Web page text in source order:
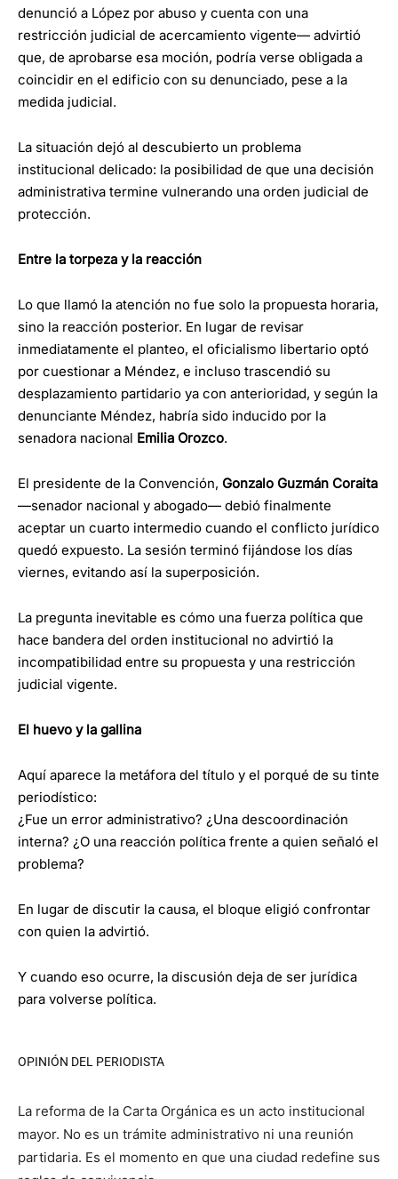
denunció a López por abuso y cuenta con una
restricción judicial de acercamiento vigente— advirtió
que, de aprobarse esa moción, podría verse obligada a
coincidir en el edificio con su denunciado, pese a la
medida judicial.
La situación dejó al descubierto un problema
institucional delicado: la posibilidad de que una decisión
administrativa termine vulnerando una orden judicial de
protección.
Entre la torpeza y la reacción
Lo que llamó la atención no fue solo la propuesta horaria,
sino la reacción posterior. En lugar de revisar
inmediatamente el planteo, el oficialismo libertario optó
por cuestionar a Méndez, e incluso trascendió su
desplazamiento partidario ya con anterioridad, y según la
denunciante Méndez, habría sido inducido por la
senadora nacional Emilia Orozco.
El presidente de la Convención, Gonzalo Guzmán Coraita
—senador nacional y abogado— debió finalmente
aceptar un cuarto intermedio cuando el conflicto jurídico
quedó expuesto. La sesión terminó fijándose los días
viernes, evitando así la superposición.
La pregunta inevitable es cómo una fuerza política que
hace bandera del orden institucional no advirtió la
incompatibilidad entre su propuesta y una restricción
judicial vigente.
El huevo y la gallina
Aquí aparece la metáfora del título y el porqué de su tinte
periodístico:
¿Fue un error administrativo? ¿Una descoordinación
interna? ¿O una reacción política frente a quien señaló el
problema?
En lugar de discutir la causa, el bloque eligió confrontar
con quien la advirtió.
Y cuando eso ocurre, la discusión deja de ser jurídica
para volverse política.
OPINIÓN DEL PERIODISTA
La reforma de la Carta Orgánica es un acto institucional
mayor. No es un trámite administrativo ni una reunión
partidaria. Es el momento en que una ciudad redefine sus